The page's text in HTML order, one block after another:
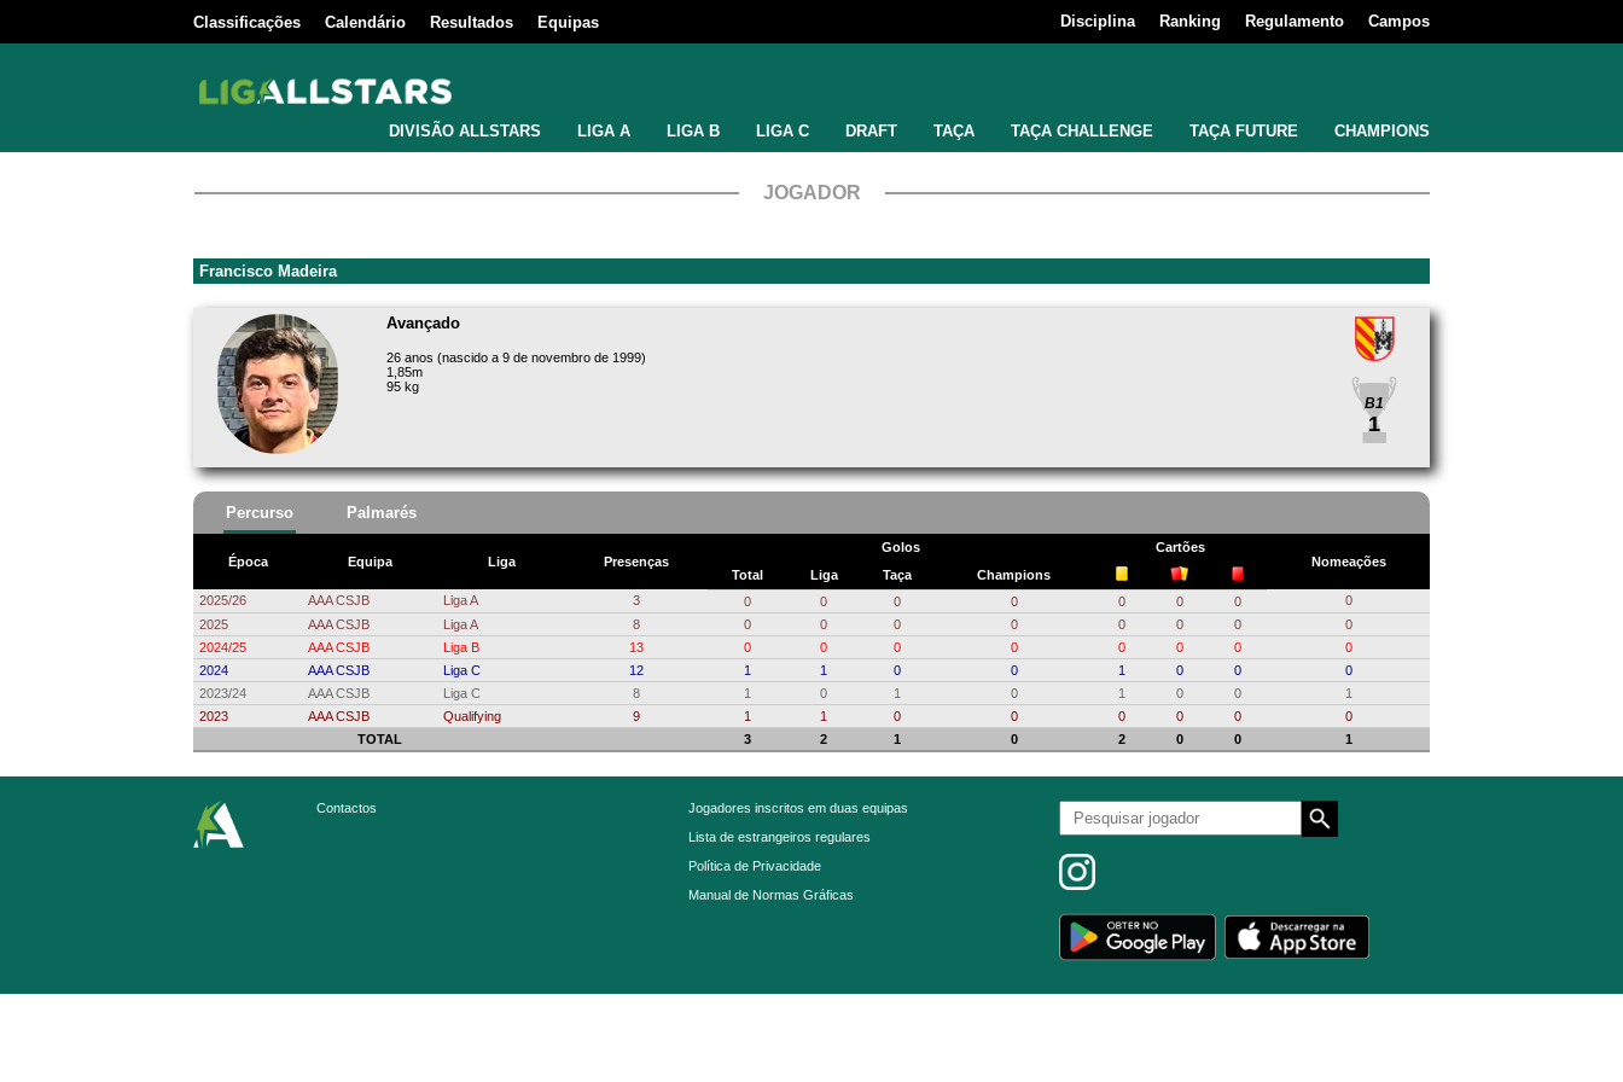
Classificações Calendário Resultados Equipas Disciplina Ranking Regulamento Campos
DIVISÃO ALLSTARS LIGA A LIGA B LIGA C DRAFT TAÇA TAÇA CHALLENGE TAÇA FUTURE CHAMPIONS
JOGADOR
Francisco Madeira
Avançado
26 anos (nascido a 9 de novembro de 1999)
1,85m
95 kg
B1
1
Percurso Palmarés
Época Equipa Liga Presenças
Golos
Cartões
Nomeações
Total
Liga Taça
Champions
2025/26
AAA CSJB Liga A 3 0 0 0 0 0 0 0
0
2025
AAA CSJB Liga A 8 0 0 0 0 0 0 0
0
2024/25
AAA CSJB Liga B 13 0 0 0 0 0 0 0
0
2024
AAA CSJB Liga C 12 1 1 0 0 1 0 0
0
2023/24
AAA CSJB Liga C 8 1 0 1 0 1 0 0
1
2023
AAA CSJB Qualifying 9 1 1 0 0 0 0 0
0
TOTAL
3 2 1 0 2 0 0 1
Contactos
Jogadores inscritos em duas equipas
Lista de estrangeiros regulares
Política de Privacidade
Manual de Normas Gráficas